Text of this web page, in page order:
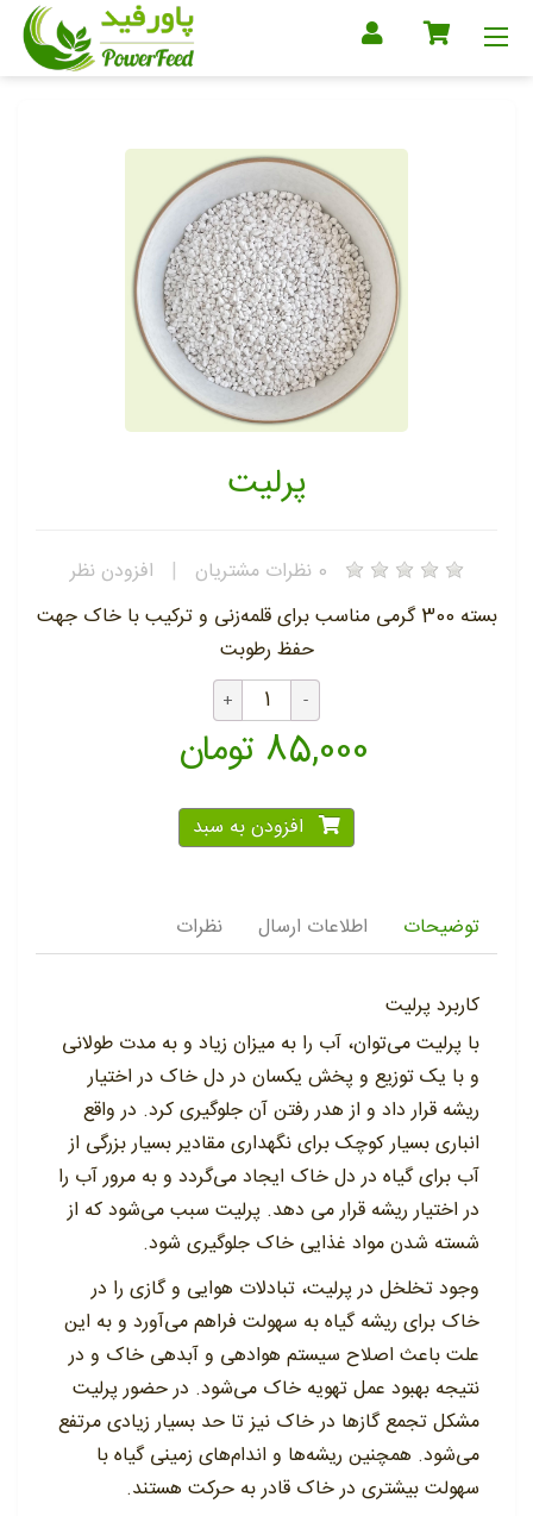
پرلیت
0 نظرات مشتریان | افزودن نظر
بسته 300 گرمی مناسب برای قلمه‌زنی و ترکیب با خاک جهت
حفظ رطوبت
85,000 تومان
افزودن به سبد
توضیحات اطلاعات ارسال نظرات
کاربرد پرلیت
با پرلیت می‌توان، آب را به میزان زیاد و به مدت طولانی
و با یک توزیع و پخش یکسان در دل خاک در اختیار
ریشه قرار داد و از هدر رفتن آن جلوگیری کرد. در واقع
انباری بسیار کوچک برای نگهداری مقادیر بسیار بزرگی از
آب برای گیاه در دل خاک ایجاد می‌گردد و به مرور آب را
در اختیار ریشه قرار می دهد. پرلیت سبب می‌شود که از
شسته شدن مواد غذایی خاک جلوگیری شود.
وجود تخلخل در پرلیت، تبادلات هوایی و گازی را در
خاک برای ریشه گیاه به سهولت فراهم می‌آورد و به این
علت باعث اصلاح سیستم هوادهی و آبدهی خاک و در
نتیجه بهبود عمل تهویه خاک می‌شود. در حضور پرلیت
مشکل تجمع گازها در خاک نیز تا حد بسیار زیادی مرتفع
می‌شود. همچنین ریشه‌ها و اندام‌های زمینی گیاه با
سهولت بیشتری در خاک قادر به حرکت هستند.